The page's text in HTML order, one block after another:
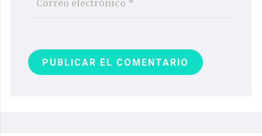
PUBLICAR EL COMENTARIO